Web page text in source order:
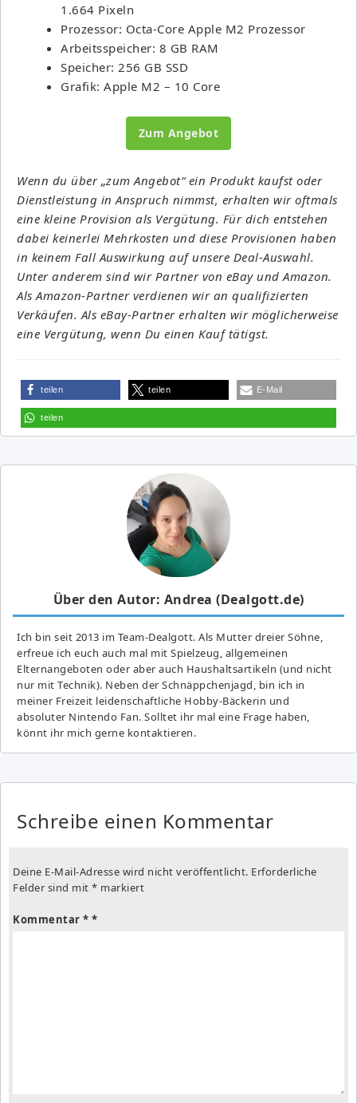
1.664 Pixeln
Prozessor: Octa-Core Apple M2 Prozessor
Arbeitsspeicher: 8 GB RAM
Speicher: 256 GB SSD
Grafik: Apple M2 – 10 Core
Zum Angebot
Wenn du über „zum Angebot“ ein Produkt kaufst oder
Dienstleistung in Anspruch nimmst, erhalten wir oftmals
eine kleine Provision als Vergütung. Für dich entstehen
dabei keinerlei Mehrkosten und diese Provisionen haben
in keinem Fall Auswirkung auf unsere Deal-Auswahl.
Unter anderem sind wir Partner von eBay und Amazon.
Als Amazon-Partner verdienen wir an qualifizierten
Verkäufen. Als eBay-Partner erhalten wir möglicherweise
eine Vergütung, wenn Du einen Kauf tätigst.
teilen teilen E-Mail
teilen
Über den Autor: Andrea (Dealgott.de)
Ich bin seit 2013 im Team-Dealgott. Als Mutter dreier Söhne,
erfreue ich euch auch mal mit Spielzeug, allgemeinen
Elternangeboten oder aber auch Haushaltsartikeln (und nicht
nur mit Technik). Neben der Schnäppchenjagd, bin ich in
meiner Freizeit leidenschaftliche Hobby-Bäckerin und
absoluter Nintendo Fan. Solltet ihr mal eine Frage haben,
könnt ihr mich gerne kontaktieren.
Schreibe einen Kommentar
Deine E-Mail-Adresse wird nicht veröffentlicht. Erforderliche
Felder sind mit * markiert
Kommentar *